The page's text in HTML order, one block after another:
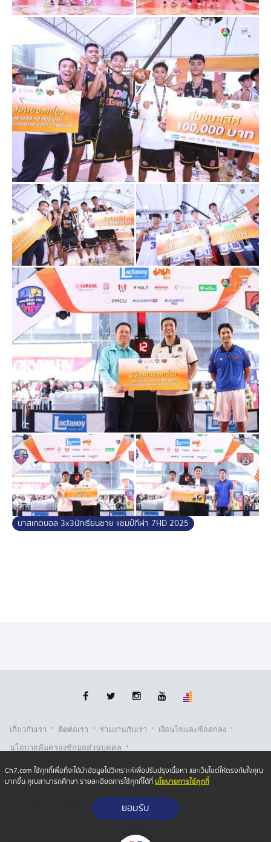
บาสเกตบอล 3x3นักเรียนชาย แชมป์กีฬา 7HD 2025
เกี่ยวกับเรา · ติตต่อเรา · ร่วมงานกับเรา · เงื่อนไขและข้อตกลง ·
นโยบายคุ้มครองข้อมูลส่วนบุคคล ·
นโยบายคุ้มครองข้อมูลส่วนบุคคล (ออนไลน์) · นโยบายคุกกี้ ·
รับเรื่องร้องเรียน
Copyright © 2026 Bangkok Broadcasting & T.V. Co.,Ltd.
Ch7.com ใช้คุกกี้เพื่อที่จะได้นำข้อมูลไปวิเคราะห์เพื่อปรับปรุงเนื้อหา และเว็บไซต์ให้ตรงกับใจคุณ
มากขึ้น คุณสามารถศึกษา รายละเอียดการใช้คุกกี้ได้ที่นโยบายการใช้คุกกี้
ยอมรับ